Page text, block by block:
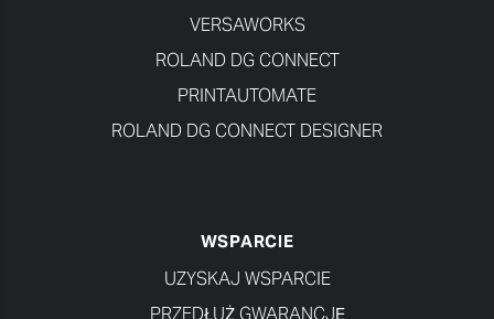
VERSAWORKS
ROLAND DG CONNECT
PRINTAUTOMATE
ROLAND DG CONNECT DESIGNER
WSPARCIE
UZYSKAJ WSPARCIE
PRZEDŁUŻ GWARANCJĘ